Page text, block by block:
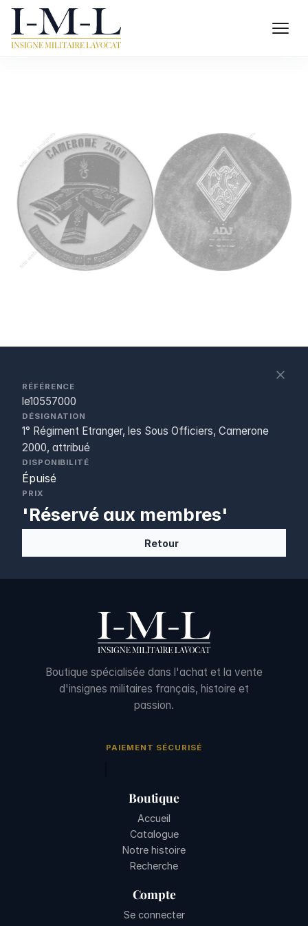
RÉFÉRENCE
le10557000
DÉSIGNATION
1° Régiment Etranger, les Sous Officiers, Camerone
2000, attribué
DISPONIBILITÉ
Épuisé
PRIX
'Réservé aux membres'
Retour
Boutique spécialisée dans l'achat et la vente
d'insignes militaires français, histoire et
passion.
PAIEMENT SÉCURISÉ
Boutique
Accueil
Catalogue
Notre histoire
Recherche
Compte
Se connecter